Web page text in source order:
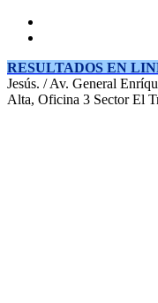
RESULTADOS EN
Jesús. / Av. General
Alta, Oficina 3 Sector El